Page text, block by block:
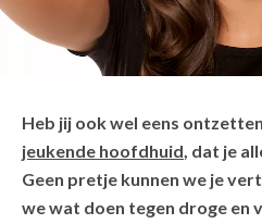
Heb jij ook wel eens
jeukende hoofdhuid, dat je
Geen pretje kunnen we je
we wat doen tegen droge en